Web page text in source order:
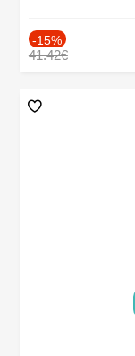
-15%
41.42€